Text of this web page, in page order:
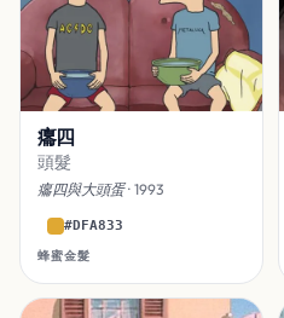
癟四
頭髮
癟四與大頭蛋· 1993
#DFA833
蜂蜜金髮